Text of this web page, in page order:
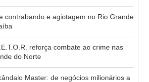
contrabando e agiotagem no Rio Grande
reforça combate ao crime nas
do Norte
Master: de negócios milionários a